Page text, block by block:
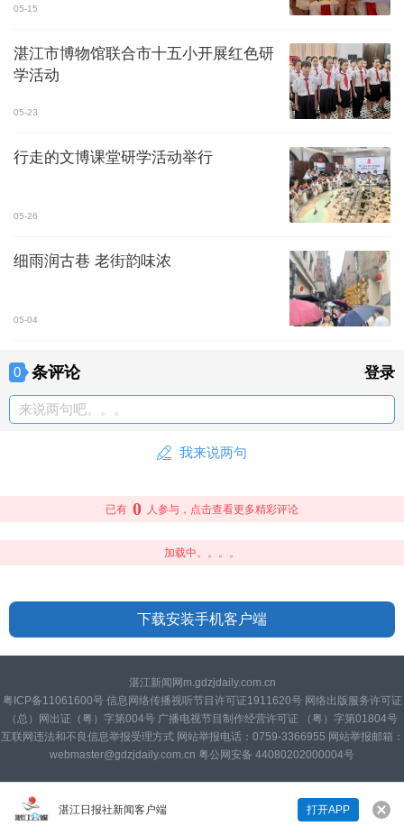
05-15
湛江市博物馆联合市十五小开展红色研
学活动
05-23
行走的文博课堂研学活动举行
05-26
细雨润古巷 老街韵味浓
05-04
湛江日报社新闻客户端 打开APP
0 条评论 登录
来说两句吧。。。
我来说两句
来说两句吧...
已有 0 人参与，点击查看更多精彩评论
加载中。。。。
下载安装手机客户端
湛江新闻网m.gdzjdaily.com.cn
粤ICP备11061600号 信息网络传播视听节目许可证1911620号 网络出版服务许可证
（总）网出证（粤）字第004号 广播电视节目制作经营许可证 （粤）字第01804号
互联网违法和不良信息举报受理方式 网站举报电话：0759-3366955 网站举报邮箱：
webmaster@gdzjdaily.com.cn 粤公网安备 44080202000004号